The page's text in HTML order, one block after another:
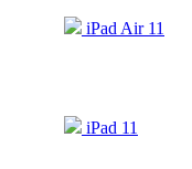
iPad Air 11
iPad 11